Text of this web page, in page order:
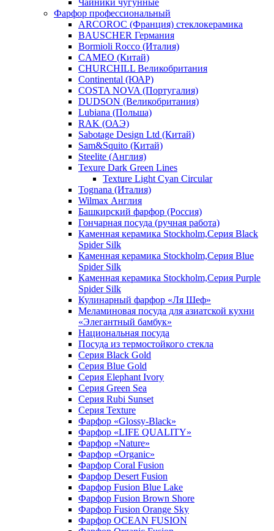
Чайники чугунные
Фарфор профессиональный
ARCOROC (Франция) стеклокерамика
BAUSCHER Германия
Bormioli Rocco (Италия)
CAMEO (Китай)
CHURCHILL Великобритания
Continental (ЮАР)
COSTA NOVA (Португалия)
DUDSON (Великобритания)
Lubiana (Польша)
RAK (ОАЭ)
Sabotage Design Ltd (Китай)
Sam&Squito (Китай)
Steelite (Англия)
Texure Dark Green Lines
Texture Light Cyan Circular
Tognana (Италия)
Wilmax Англия
Башкирский фарфор (Россия)
Гончарная посуда (ручная работа)
Каменная керамика Stockholm,Серия Black
Spider Silk
Каменная керамика Stockholm,Серия Blue
Spider Silk
Каменная керамика Stockholm,Серия Purple
Spider Silk
Кулинарный фарфор «Ля Шеф»
Меламиновая посуда для азиатской кухни
«Элегантный бамбук»
Национальная посуда
Посуда из термостойкого стекла
Серия Black Gold
Серия Blue Gold
Серия Elephant Ivory
Серия Green Sea
Серия Rubi Sunset
Серия Texture
Фарфор «Glossy-Black»
Фарфор «LIFE QUALITY»
Фарфор «Nature»
Фарфор «Organic»
Фарфор Coral Fusion
Фарфор Desert Fusion
Фарфор Fusion Blue Lake
Фарфор Fusion Brown Shore
Фарфор Fusion Orange Sky
Фарфор OCEAN FUSION